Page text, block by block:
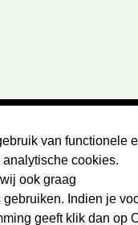
van functionele
cookies.
ook graag
gebruiken. Indien je
geeft klik dan op